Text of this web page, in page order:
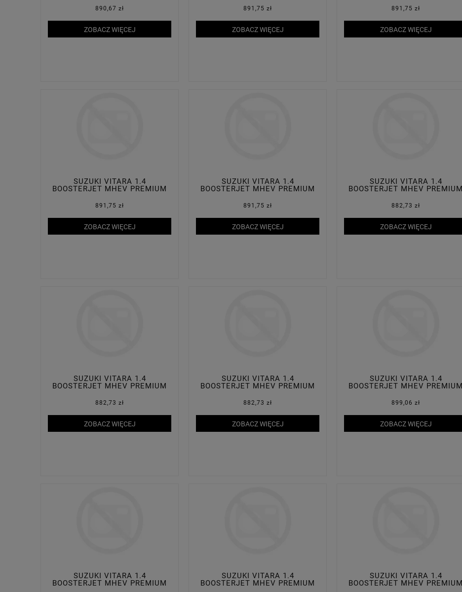
890,67 zł
ZOBACZ WIĘCEJ
891,75 zł
ZOBACZ WIĘCEJ
891,75 zł
ZOBACZ WIĘCEJ
SUZUKI VITARA 1.4
BOOSTERJET MHEV PREMIUM
891,75 zł
ZOBACZ WIĘCEJ
SUZUKI VITARA 1.4
BOOSTERJET MHEV PREMIUM
891,75 zł
ZOBACZ WIĘCEJ
SUZUKI VITARA 1.4
BOOSTERJET MHEV PREMIUM
882,73 zł
ZOBACZ WIĘCEJ
SUZUKI VITARA 1.4
BOOSTERJET MHEV PREMIUM
882,73 zł
ZOBACZ WIĘCEJ
SUZUKI VITARA 1.4
BOOSTERJET MHEV PREMIUM
882,73 zł
ZOBACZ WIĘCEJ
SUZUKI VITARA 1.4
BOOSTERJET MHEV PREMIUM
899,06 zł
ZOBACZ WIĘCEJ
SUZUKI VITARA 1.4
BOOSTERJET MHEV PREMIUM
SUZUKI VITARA 1.4
BOOSTERJET MHEV PREMIUM
SUZUKI VITARA 1.4
BOOSTERJET MHEV PREMIUM